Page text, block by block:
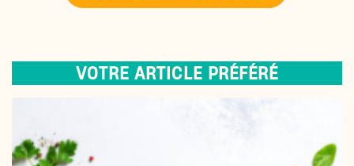
VOTRE ARTICLE PRÉFÉRÉ